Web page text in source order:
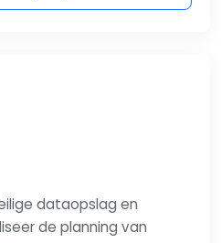
dataopslag en
de planning van